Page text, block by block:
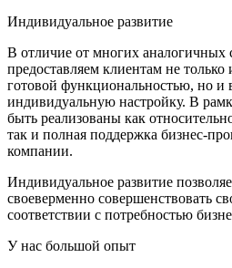
Индивидуальное развитие
В отличие от многих аналогичных
предоставляем клиентам не
готовой функциональностью, но и
индивидуальную настройку. В
быть реализованы как
так и полная поддержка бизнес-
компании.
Индивидуальное развитие
своеверменно совершенствовать
соответствии с потребностью
У нас большой опыт